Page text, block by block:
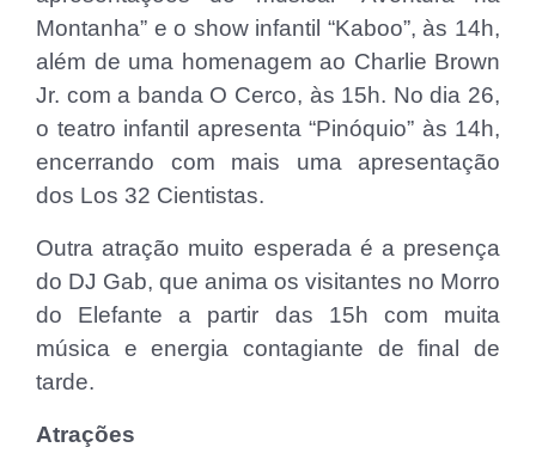
Montanha” e o show infantil “Kaboo”, às 14h,
além de uma homenagem ao Charlie Brown
Jr. com a banda O Cerco, às 15h. No dia 26,
o teatro infantil apresenta “Pinóquio” às 14h,
encerrando com mais uma apresentação
dos Los 32 Cientistas.
Outra atração muito esperada é a presença
do DJ Gab, que anima os visitantes no Morro
do Elefante a partir das 15h com muita
música e energia contagiante de final de
tarde.
Atrações